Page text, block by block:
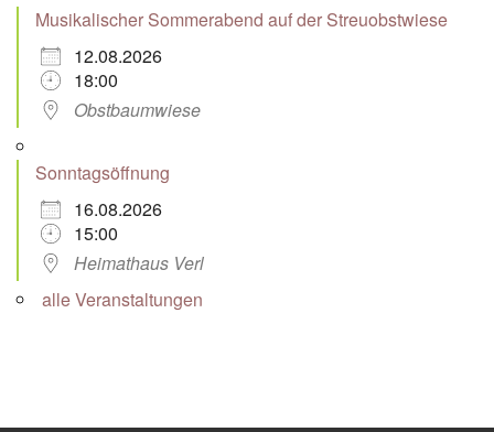
Musikalischer Sommerabend auf der Streuobstwiese
12.08.2026
18:00
Obstbaumwiese
Sonntagsöffnung
16.08.2026
15:00
Heimathaus Verl
alle Veranstaltungen